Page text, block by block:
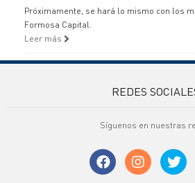
Próximamente, se hará lo mismo con los
Formosa Capital.
Leer más
REDES
Síguenos en nuestras